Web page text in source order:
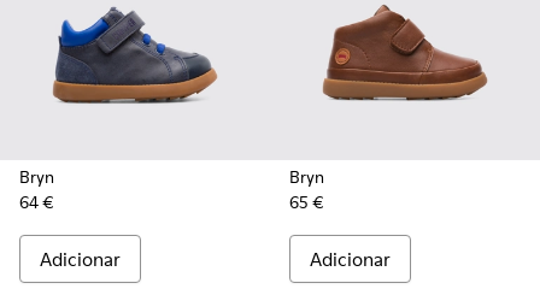
Bryn
64 €
Adicionar
Bryn
65 €
Adicionar